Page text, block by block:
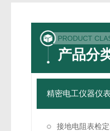
PRODUCT
产品分
精密电工仪器仪表
接地电阻表检